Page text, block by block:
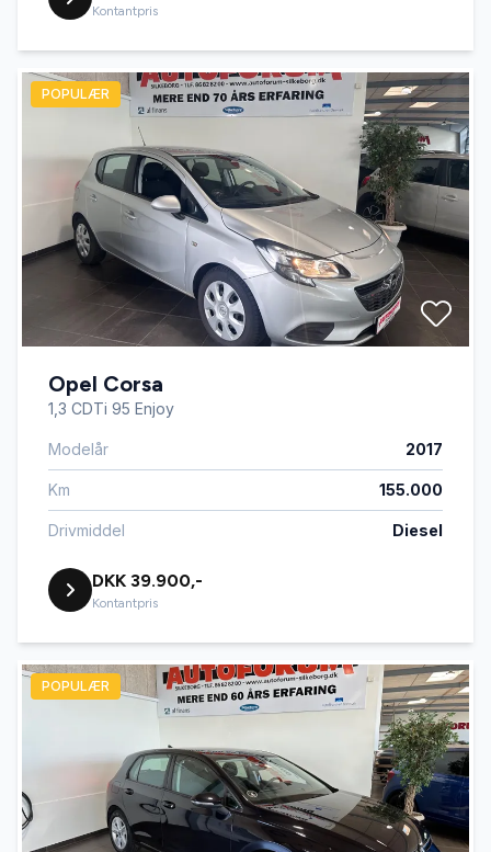
Kontantpris
POPULÆR
Opel Corsa
1,3 CDTi 95 Enjoy
Modelår 2017
Km 155.000
Drivmiddel Diesel
DKK 39.900,-
Kontantpris
POPULÆR